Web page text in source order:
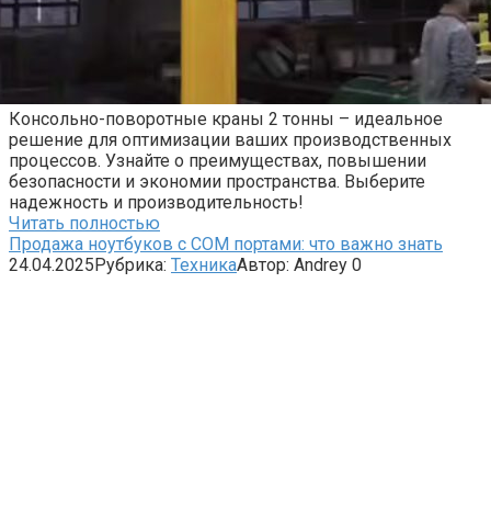
Консольно-поворотные краны 2 тонны – идеальное
решение для оптимизации ваших производственных
процессов. Узнайте о преимуществах, повышении
безопасности и экономии пространства. Выберите
надежность и производительность!
Читать полностью
Продажа ноутбуков с COM портами: что важно знать
24.04.2025Рубрика: ТехникаАвтор: Andrey 0